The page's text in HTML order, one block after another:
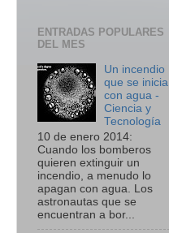
ENTRADAS POPULARES
DEL MES
Un incendio
que se inicia
con agua -
Ciencia y
Tecnología
10 de enero 2014:
Cuando los bomberos
quieren extinguir un
incendio, a menudo lo
apagan con agua. Los
astronautas que se
encuentran a bor...